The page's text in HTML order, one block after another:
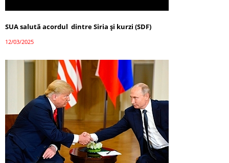
SUA salută acordul dintre Siria și kurzi (SDF)
12/03/2025